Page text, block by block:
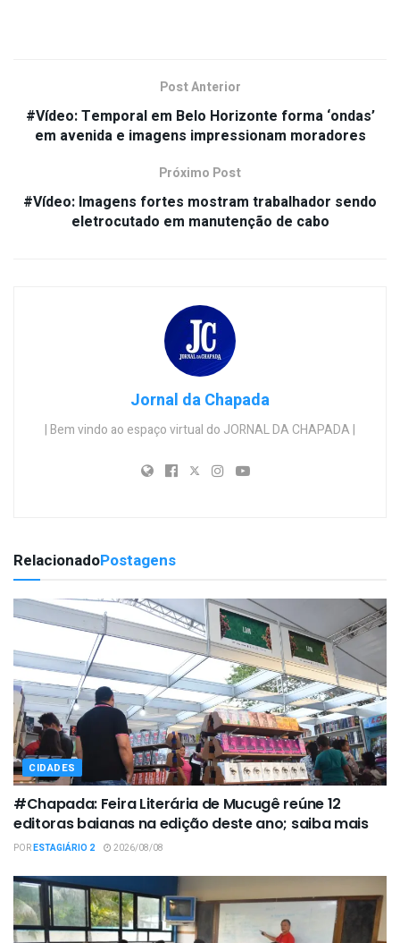
Post Anterior
#Vídeo: Temporal em Belo Horizonte forma ‘ondas’
em avenida e imagens impressionam moradores
Próximo Post
#Vídeo: Imagens fortes mostram trabalhador sendo
eletrocutado em manutenção de cabo
Jornal da Chapada
| Bem vindo ao espaço virtual do JORNAL DA CHAPADA |
RelacionadoPostagens
CIDADES
#Chapada: Feira Literária de Mucugê reúne 12
editoras baianas na edição deste ano; saiba mais
PORESTAGIÁRIO 2 2026/08/08